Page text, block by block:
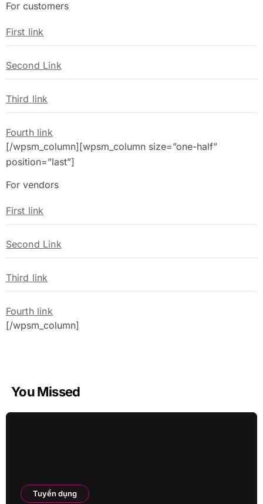
For customers
First link
Second Link
Third link
Fourth link
[/wpsm_column][wpsm_column size=”one-half”
position=”last”]
For vendors
First link
Second Link
Third link
Fourth link
[/wpsm_column]
You Missed
Tuyển dụng